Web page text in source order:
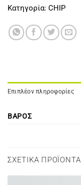
Κατηγορία: CHIP
Επιπλέον πληροφορίες
ΒΆΡΟΣ
ΣΧΕΤΙΚΆ ΠΡΟΪΌΝΤΑ